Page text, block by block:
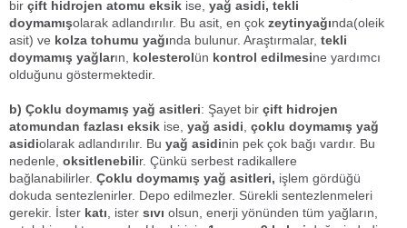
bir çift hidrojen atomu eksik ise, yağ asidi, tekli
doymamışolarak adlandırılır. Bu asit, en çok zeytinyağında(oleik
asit) ve kolza tohumu yağında bulunur. Araştırmalar, tekli
doymamış yağların, kolesterolün kontrol edilmesine yardımcı
olduğunu göstermektedir.
b) Çoklu doymamış yağ asitleri: Şayet bir çift hidrojen
atomundan fazlası eksik ise, yağ asidi çoklu doymamış yağ
asidiolarak adlandırılır. Bu yağ asidinin pek çok bağı vardır. Bu
nedenle, oksitlenebilir. Çünkü serbest radikallere
bağlanabilirler. Çoklu doymamış yağ asitleri, işlem gördüğü
dokuda sentezlenirler. Depo edilmezler. Sürekli sentezlenmeleri
gerekir. İster katı , ister sıvı olsun, enerji yönünden tüm yağların,